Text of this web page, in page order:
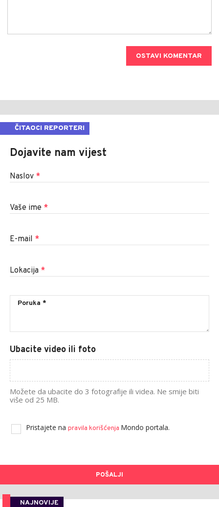
OSTAVI KOMENTAR
ČITAOCI REPORTERI
Dojavite nam vijest
Naslov *
Vaše ime *
E-mail *
Lokacija *
Ubacite video ili foto
Možete da ubacite do 3 fotografije ili videa. Ne smije biti
više od 25 MB.
Pristajete na pravila korišćenja Mondo portala.
POŠALJI
NAJNOVIJE